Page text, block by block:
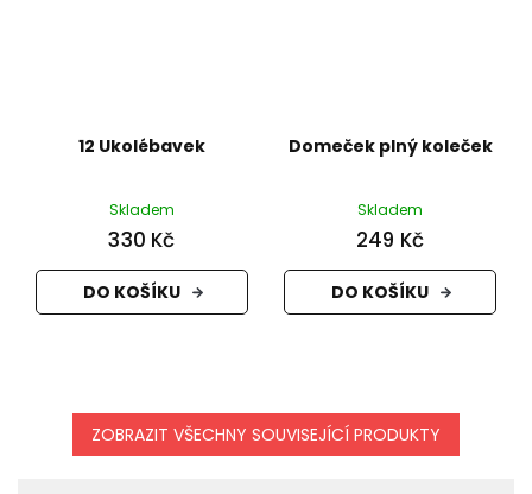
12 Ukolébavek
Skladem
330 Kč
DO KOŠÍKU
Domeček plný koleček
Skladem
249 Kč
DO KOŠÍKU
ZOBRAZIT VŠECHNY SOUVISEJÍCÍ PRODUKTY